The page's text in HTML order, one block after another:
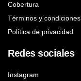
Cobertura
Términos y condiciones
Política de privacidad
Redes sociales
Instagram